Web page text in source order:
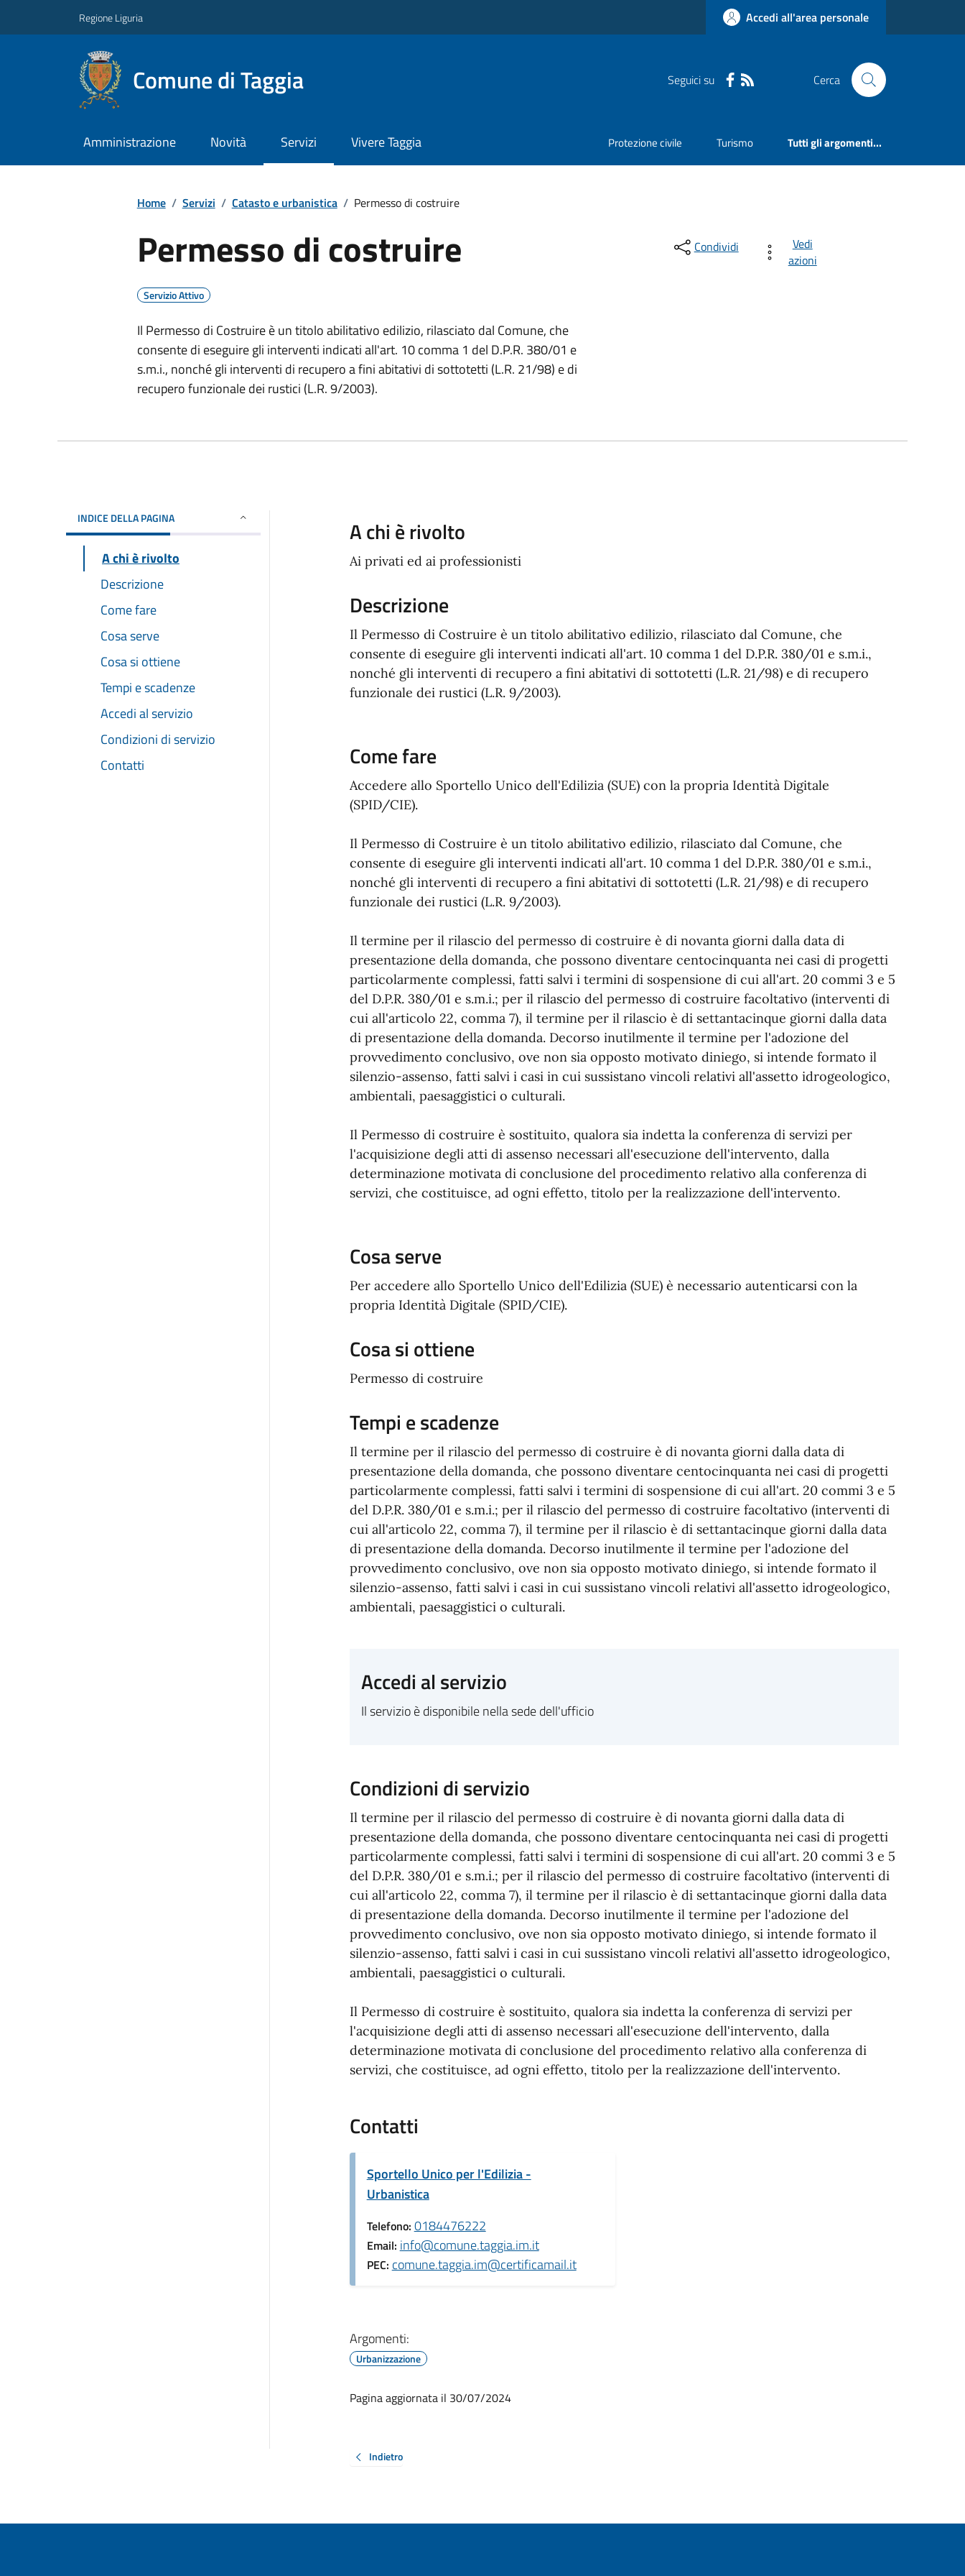
Regione Liguria Accedi all'area personale
Comune di Taggia Seguici su Cerca
Amministrazione Novità Servizi Vivere Taggia Protezione civile Turismo Tutti gli argomenti...
Home / Servizi / Catasto e urbanistica / Permesso di costruire
Permesso di costruire
Servizio Attivo
Il Permesso di Costruire è un titolo abilitativo edilizio, rilasciato dal Comune, che
consente di eseguire gli interventi indicati all'art. 10 comma 1 del D.P.R. 380/01 e
s.m.i., nonché gli interventi di recupero a fini abitativi di sottotetti (L.R. 21/98) e di
recupero funzionale dei rustici (L.R. 9/2003).
Condividi
Vedi
azioni
INDICE DELLA PAGINA
A chi è rivolto
Descrizione
Come fare
Cosa serve
Cosa si ottiene
Tempi e scadenze
Accedi al servizio
Condizioni di servizio
Contatti
A chi è rivolto
Ai privati ed ai professionisti
Descrizione
Il Permesso di Costruire è un titolo abilitativo edilizio, rilasciato dal Comune, che
consente di eseguire gli interventi indicati all'art. 10 comma 1 del D.P.R. 380/01 e s.m.i.,
nonché gli interventi di recupero a fini abitativi di sottotetti (L.R. 21/98) e di recupero
funzionale dei rustici (L.R. 9/2003).
Come fare
Accedere allo Sportello Unico dell'Edilizia (SUE) con la propria Identità Digitale
(SPID/CIE).
Il Permesso di Costruire è un titolo abilitativo edilizio, rilasciato dal Comune, che
consente di eseguire gli interventi indicati all'art. 10 comma 1 del D.P.R. 380/01 e s.m.i.,
nonché gli interventi di recupero a fini abitativi di sottotetti (L.R. 21/98) e di recupero
funzionale dei rustici (L.R. 9/2003).
Il termine per il rilascio del permesso di costruire è di novanta giorni dalla data di
presentazione della domanda, che possono diventare centocinquanta nei casi di progetti
particolarmente complessi, fatti salvi i termini di sospensione di cui all'art. 20 commi 3 e 5
del D.P.R. 380/01 e s.m.i.; per il rilascio del permesso di costruire facoltativo (interventi di
cui all'articolo 22, comma 7), il termine per il rilascio è di settantacinque giorni dalla data
di presentazione della domanda. Decorso inutilmente il termine per l'adozione del
provvedimento conclusivo, ove non sia opposto motivato diniego, si intende formato il
silenzio-assenso, fatti salvi i casi in cui sussistano vincoli relativi all'assetto idrogeologico,
ambientali, paesaggistici o culturali.
Il Permesso di costruire è sostituito, qualora sia indetta la conferenza di servizi per
l'acquisizione degli atti di assenso necessari all'esecuzione dell'intervento, dalla
determinazione motivata di conclusione del procedimento relativo alla conferenza di
servizi, che costituisce, ad ogni effetto, titolo per la realizzazione dell'intervento.
Cosa serve
Per accedere allo Sportello Unico dell'Edilizia (SUE) è necessario autenticarsi con la
propria Identità Digitale (SPID/CIE).
Cosa si ottiene
Permesso di costruire
Tempi e scadenze
Il termine per il rilascio del permesso di costruire è di novanta giorni dalla data di
presentazione della domanda, che possono diventare centocinquanta nei casi di progetti
particolarmente complessi, fatti salvi i termini di sospensione di cui all'art. 20 commi 3 e 5
del D.P.R. 380/01 e s.m.i.; per il rilascio del permesso di costruire facoltativo (interventi di
cui all'articolo 22, comma 7), il termine per il rilascio è di settantacinque giorni dalla data
di presentazione della domanda. Decorso inutilmente il termine per l'adozione del
provvedimento conclusivo, ove non sia opposto motivato diniego, si intende formato il
silenzio-assenso, fatti salvi i casi in cui sussistano vincoli relativi all'assetto idrogeologico,
ambientali, paesaggistici o culturali.
Accedi al servizio
Il servizio è disponibile nella sede dell'ufficio
Condizioni di servizio
Il termine per il rilascio del permesso di costruire è di novanta giorni dalla data di
presentazione della domanda, che possono diventare centocinquanta nei casi di progetti
particolarmente complessi, fatti salvi i termini di sospensione di cui all'art. 20 commi 3 e 5
del D.P.R. 380/01 e s.m.i.; per il rilascio del permesso di costruire facoltativo (interventi di
cui all'articolo 22, comma 7), il termine per il rilascio è di settantacinque giorni dalla data
di presentazione della domanda. Decorso inutilmente il termine per l'adozione del
provvedimento conclusivo, ove non sia opposto motivato diniego, si intende formato il
silenzio-assenso, fatti salvi i casi in cui sussistano vincoli relativi all'assetto idrogeologico,
ambientali, paesaggistici o culturali.
Il Permesso di costruire è sostituito, qualora sia indetta la conferenza di servizi per
l'acquisizione degli atti di assenso necessari all'esecuzione dell'intervento, dalla
determinazione motivata di conclusione del procedimento relativo alla conferenza di
servizi, che costituisce, ad ogni effetto, titolo per la realizzazione dell'intervento.
Contatti
Sportello Unico per l'Edilizia -
Urbanistica
Telefono: 0184476222
Email: info@comune.taggia.im.it
PEC: comune.taggia.im@certificamail.it
Argomenti:
Urbanizzazione
Pagina aggiornata il 30/07/2024
Indietro